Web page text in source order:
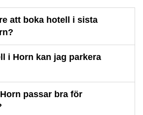
att boka hotell i sista
i Horn kan jag parkera
passar bra för